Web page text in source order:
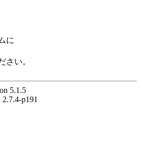
に
さい。
5.1.5
2.7.4-p191